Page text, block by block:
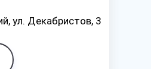
yл. Дeкaбpиcтoв, 3